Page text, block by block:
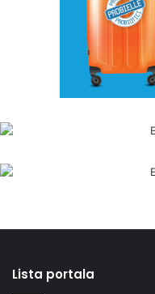
Lista portala